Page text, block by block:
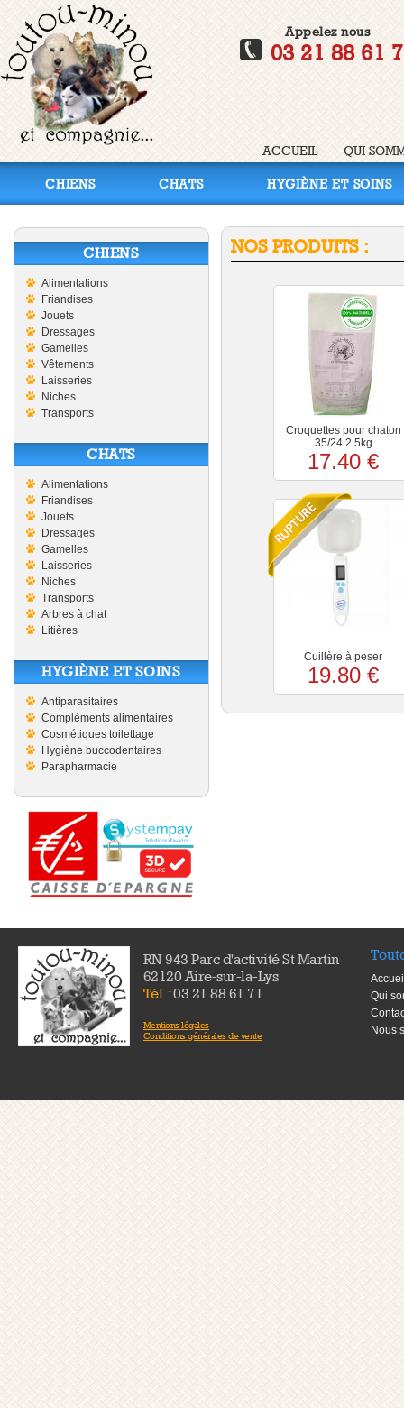
Appelez nous
03 21 88 61
ACCUEIL QUI
CHIENS CHATS HYGIÈNE ET SOINS
CHIENS
Alimentations
Friandises
Jouets
Dressages
Gamelles
Vêtements
Laisseries
Niches
Transports
CHATS
Alimentations
Friandises
Jouets
Dressages
Gamelles
Laisseries
Niches
Transports
Arbres à chat
Litières
HYGIÈNE ET SOINS
Antiparasitaires
Compléments alimentaires
Cosmétiques toilettage
Hygiène buccodentaires
Parapharmacie
NOS PRODUITS :
Croquettes pour chaton
35/24 2.5kg
17.40 €
Cuillère à peser
19.80 €
RN 943 Parc d'activité St Martin
62120 Aire-sur-la-Lys
Tél. :03 21 88 61 71
Mentions légales
Conditions générales de vente
Qui
Nous